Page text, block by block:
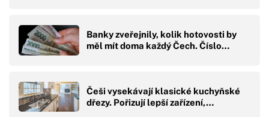
Banky zveřejnily, kolik hotovosti by
měl mít doma každý Čech. Číslo…
Češi vysekávají klasické kuchyňské
dřezy. Pořizují lepší zařízení,…